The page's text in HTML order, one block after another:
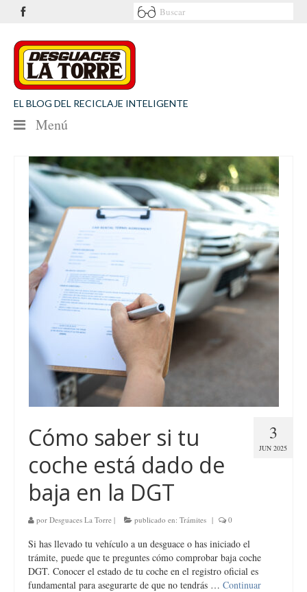
EL BLOG DEL RECICLAJE INTELIGENTE
Menú
NOTICIAS
SEGURIDAD VIAL
MEDIO AMBIENTE
PATROCINIOS
CONTACTO
Desguaces La Torre
3
JUN 2025
Cómo saber si tu
coche está dado de
baja en la DGT
por Desguaces La Torre | publicado en: Trámites | 0
Si has llevado tu vehículo a un desguace o has iniciado el
trámite, puede que te preguntes cómo comprobar baja coche
DGT. Conocer el estado de tu coche en el registro oficial es
fundamental para asegurarte de que no tendrás … Continuar